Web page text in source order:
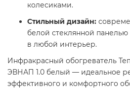
колесиками.​
Стильный дизайн:
белой стеклянной
в любой интерьер.​
Инфракрасный обогреватель
ЭВНАП 1.0 белый — идеальное
эффективного и комфортного